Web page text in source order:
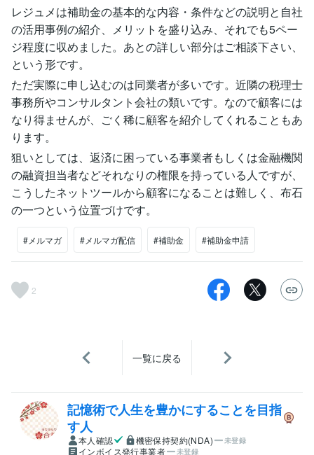
レジュメは補助金の基本的な内容・条件などの説明と自社
の活用事例の紹介、メリットを盛り込み、それでも5ペー
ジ程度に収めました。あとの詳しい部分はご相談下さい、
という形です。
ただ実際に申し込むのは同業者が多いです。近隣の税理士
事務所やコンサルタント会社の類いです。なので顧客には
なり得ませんが、ごく稀に顧客を紹介してくれることもあ
ります。
狙いとしては、返済に困っている事業者もしくは金融機関
の融資担当者などそれなりの権限を持っている人ですが、
こうしたネットツールから顧客になることは難しく、布石
の一つという位置づけです。
#メルマガ #メルマガ配信 #補助金 #補助金申請
2
一覧に戻る
記憶術で人生を豊かにすることを目指
す人
本人確認 機密保持契約(NDA) 未登録
インボイス発行事業者 未登録